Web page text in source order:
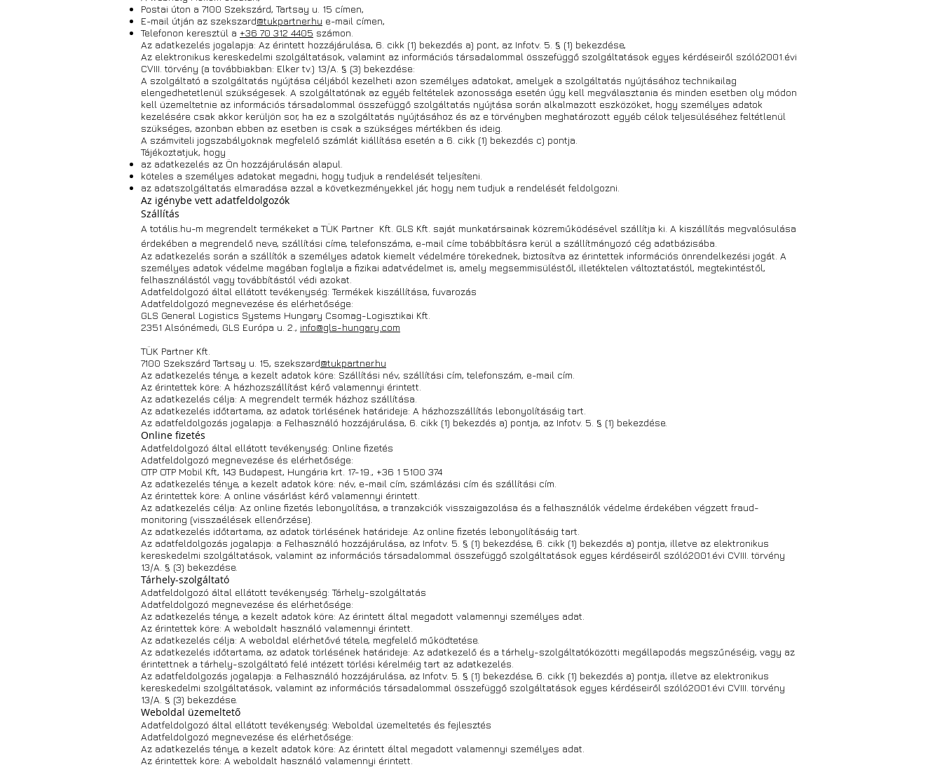
Postai úton a 7100 Szekszárd, Tartsay u. 15 címen,
E-mail útján az szekszard@tukpartner.hu e-mail címen,
Telefonon keresztül a +36 70 312 4405 számon.
Az adatkezelés jogalapja: Az érintett hozzájárulása, 6. cikk (1) bekezdés a) pont, az Infotv. 5. § (1) bekezdése,
Az elektronikus kereskedelmi szolgáltatások, valamint az információs társadalommal összefüggő szolgáltatások egyes kérdéseiről szóló2001.évi
CVIII. törvény (a továbbiakban: Elker tv.) 13/A. § (3) bekezdése:
A szolgáltató a szolgáltatás nyújtása céljából kezelheti azon személyes adatokat, amelyek a szolgáltatás nyújtásához technikailag
elengedhetetlenül szükségesek. A szolgáltatónak az egyéb feltételek azonossága esetén úgy kell megválasztania és minden esetben oly módon
kell üzemeltetnie az információs társadalommal összefüggő szolgáltatás nyújtása során alkalmazott eszközöket, hogy személyes adatok
kezelésére csak akkor kerüljön sor, ha ez a szolgáltatás nyújtásához és az e törvényben meghatározott egyéb célok teljesüléséhez feltétlenül
szükséges, azonban ebben az esetben is csak a szükséges mértékben és ideig.
A számviteli jogszabályoknak megfelelő számlát kiállítása esetén a 6. cikk (1) bekezdés c) pontja.
Tájékoztatjuk, hogy
az adatkezelés az Ön hozzájárulásán alapul.
köteles a személyes adatokat megadni, hogy tudjuk a rendelését teljesíteni.
az adatszolgáltatás elmaradása azzal a következményekkel jár, hogy nem tudjuk a rendelését feldolgozni.
Az igénybe vett adatfeldolgozók
Szállítás
A totális.hu-m megrendelt termékeket a TÜK Partner Kft. GLS Kft. saját munkatársainak közreműködésével szállítja ki. A kiszállítás megvalósulása
érdekében a megrendelő neve, szállítási címe, telefonszáma, e-mail címe tobábbításra kerül a szállítmányozó cég adatbázisába.
Az adatkezelés során a szállítók a személyes adatok kiemelt védelmére törekednek, biztosítva az érintettek információs önrendelkezési jogát. A
személyes adatok védelme magában foglalja a fizikai adatvédelmet is, amely megsemmisüléstől, illetéktelen változtatástól, megtekintéstől,
felhasználástól vagy továbbítástól védi azokat.
Adatfeldolgozó által ellátott tevékenység: Termékek kiszállítása, fuvarozás
Adatfeldolgozó megnevezése és elérhetősége:
GLS General Logistics Systems Hungary Csomag-Logisztikai Kft.
2351 Alsónémedi, GLS Európa u. 2., info@gls-hungary.com
TÜK Partner Kft.
7100 Szekszárd Tartsay u. 15, szekszard@tukpartner.hu
Az adatkezelés ténye, a kezelt adatok köre: Szállítási név, szállítási cím, telefonszám, e-mail cím.
Az érintettek köre: A házhozszállítást kérő valamennyi érintett.
Az adatkezelés célja: A megrendelt termék házhoz szállítása.
Az adatkezelés időtartama, az adatok törlésének határideje: A házhozszállítás lebonyolításáig tart.
Az adatfeldolgozás jogalapja: a Felhasználó hozzájárulása, 6. cikk (1) bekezdés a) pontja, az Infotv. 5. § (1) bekezdése.
Online fizetés
Adatfeldolgozó által ellátott tevékenység: Online fizetés
Adatfeldolgozó megnevezése és elérhetősége:
OTP OTP Mobil Kft, 143 Budapest, Hungária krt. 17-19., +36 1 5100 374
Az adatkezelés ténye, a kezelt adatok köre: név, e-mail cím, számlázási cím és szállítási cím.
Az érintettek köre: A online vásárlást kérő valamennyi érintett.
Az adatkezelés célja: Az online fizetés lebonyolítása, a tranzakciók visszaigazolása és a felhasználók védelme érdekében végzett fraud-
monitoring (visszaélések ellenőrzése).
Az adatkezelés időtartama, az adatok törlésének határideje: Az online fizetés lebonyolításáig tart.
Az adatfeldolgozás jogalapja: a Felhasználó hozzájárulása, az Infotv. 5. § (1) bekezdése, 6. cikk (1) bekezdés a) pontja, illetve az elektronikus
kereskedelmi szolgáltatások, valamint az információs társadalommal összefüggő szolgáltatások egyes kérdéseiről szóló2001.évi CVIII. törvény
13/A. § (3) bekezdése.
Tárhely-szolgáltató
Adatfeldolgozó által ellátott tevékenység: Tárhely-szolgáltatás
Adatfeldolgozó megnevezése és elérhetősége:
Az adatkezelés ténye, a kezelt adatok köre: Az érintett által megadott valamennyi személyes adat.
Az érintettek köre: A weboldalt használó valamennyi érintett.
Az adatkezelés célja: A weboldal elérhetővé tétele, megfelelő működtetése.
Az adatkezelés időtartama, az adatok törlésének határideje: Az adatkezelő és a tárhely-szolgáltatóközötti megállapodás megszűnéséig, vagy az
érintettnek a tárhely-szolgáltató felé intézett törlési kérelméig tart az adatkezelés.
Az adatfeldolgozás jogalapja: a Felhasználó hozzájárulása, az Infotv. 5. § (1) bekezdése, 6. cikk (1) bekezdés a) pontja, illetve az elektronikus
kereskedelmi szolgáltatások, valamint az információs társadalommal összefüggő szolgáltatások egyes kérdéseiről szóló2001.évi CVIII. törvény
13/A. § (3) bekezdése.
Weboldal üzemeltető
Adatfeldolgozó által ellátott tevékenység: Weboldal üzemeltetés és fejlesztés
Adatfeldolgozó megnevezése és elérhetősége:
Az adatkezelés ténye, a kezelt adatok köre: Az érintett által megadott valamennyi személyes adat.
Az érintettek köre: A weboldalt használó valamennyi érintett.